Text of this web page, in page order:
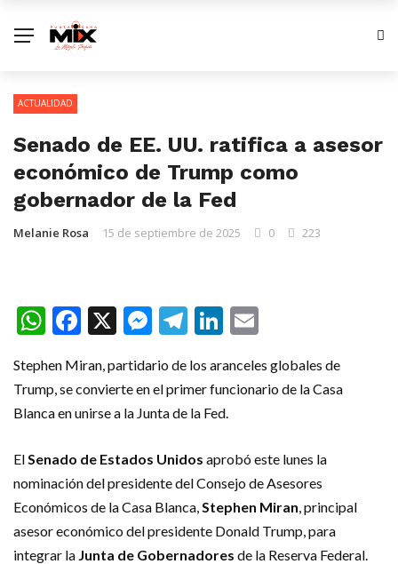
ACTUALIDAD
Senado de EE. UU. ratifica a asesor
económico de Trump como
gobernador de la Fed
Melanie Rosa 15 de septiembre de 2025 0 223
WhatsApp
Facebook
X Messenger
Telegram
LinkedIn
Stephen Miran, partidario de los aranceles globales de
Trump, se convierte en el primer funcionario de la Casa
Blanca en unirse a la Junta de la Fed.
ElSenado de Estados Unidos aprobó este lunes la
nominación del presidente del Consejo de Asesores
Económicos de la Casa Blanca,Stephen Miran, principal
asesor económico del presidente Donald Trump, para
integrar la Junta de Gobernadores de la Reserva Federal.